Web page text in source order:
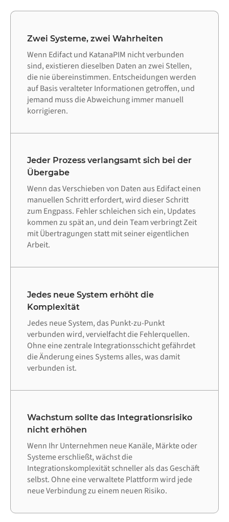
Zwei Systeme, zwei Wahrheiten
Wenn Edifact und KatanaPIM nicht verbunden
sind, existieren dieselben Daten an zwei Stellen,
die nie übereinstimmen. Entscheidungen werden
auf Basis veralteter Informationen getroffen, und
jemand muss die Abweichung immer manuell
korrigieren.
Jeder Prozess verlangsamt sich bei der
Übergabe
Wenn das Verschieben von Daten aus Edifact einen
manuellen Schritt erfordert, wird dieser Schritt
zum Engpass. Fehler schleichen sich ein, Updates
kommen zu spät an, und dein Team verbringt Zeit
mit Übertragungen statt mit seiner eigentlichen
Arbeit.
Jedes neue System erhöht die
Komplexität
Jedes neue System, das Punkt-zu-Punkt
verbunden wird, vervielfacht die Fehlerquellen.
Ohne eine zentrale Integrationsschicht gefährdet
die Änderung eines Systems alles, was damit
verbunden ist.
Wachstum sollte das Integrationsrisiko
nicht erhöhen
Wenn Ihr Unternehmen neue Kanäle, Märkte oder
Systeme erschließt, wächst die
Integrationskomplexität schneller als das Geschäft
selbst. Ohne eine verwaltete Plattform wird jede
neue Verbindung zu einem neuen Risiko.